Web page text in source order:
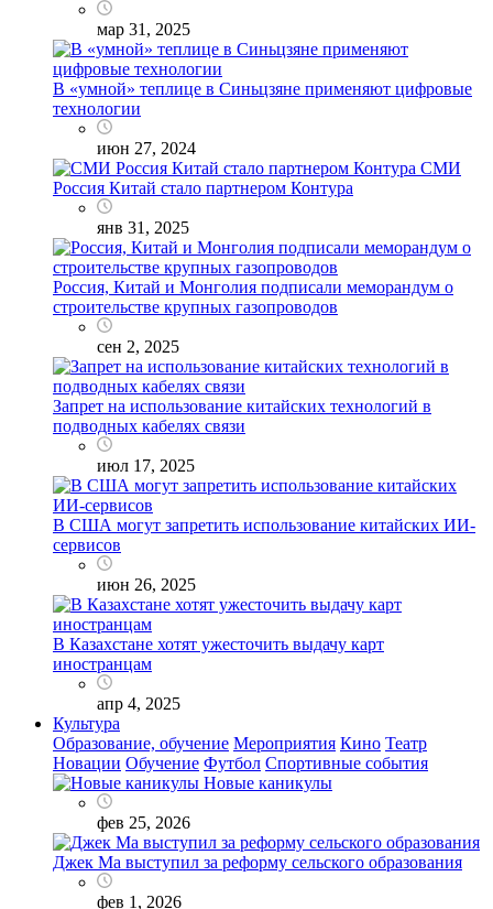
мар 31, 2025
В «умной» теплице в Синьцзяне применяют цифровые
технологии
июн 27, 2024
СМИ
Россия Китай стало партнером Контура
янв 31, 2025
Россия, Китай и Монголия подписали меморандум о
строительстве крупных газопроводов
сен 2, 2025
Запрет на использование китайских технологий в
подводных кабелях связи
июл 17, 2025
В США могут запретить использование китайских ИИ-
сервисов
июн 26, 2025
В Казахстане хотят ужесточить выдачу карт
иностранцам
апр 4, 2025
Культура
Образование, обучение Мероприятия Кино Театр
Новации Обучение Футбол Спортивные события
Новые каникулы
фев 25, 2026
Джек Ма выступил за реформу сельского образования
фев 1, 2026